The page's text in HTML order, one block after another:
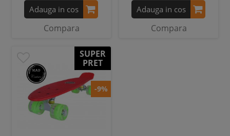
Adauga in cos
Compara
Adauga in cos
Compara
SUPER
PRET
-9%